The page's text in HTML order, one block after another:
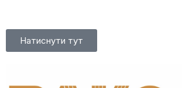
Натиснути тут